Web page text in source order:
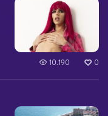
10.190 0